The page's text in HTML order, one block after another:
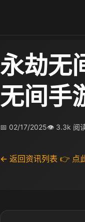
永劫无
无间手
📅 02/17/2025👁 3.3k 阅
← 返回资讯列表 👉 点